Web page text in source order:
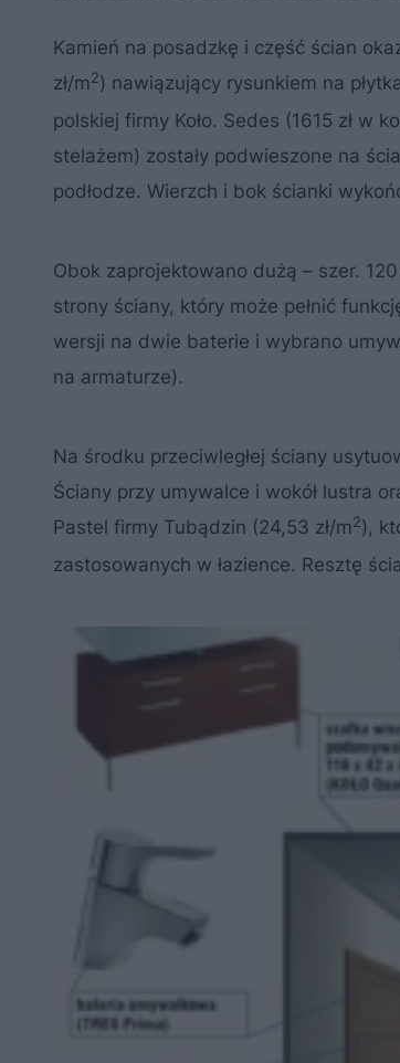
Kamień na posadzkę i część ścian
zł/m2) nawiązujący rysunkiem na
polskiej firmy Koło. Sedes (1615 zł w
stelażem) zostały podwieszone na
podłodze. Wierzch i bok ścianki
Obok zaprojektowano dużą – szer.
strony ściany, który może pełnić
wersji na dwie baterie i wybrano
na armaturze).
Na środku przeciwległej ściany
Ściany przy umywalce i wokół lustra
Pastel firmy Tubądzin (24,53 zł/m2),
zastosowanych w łazience. Resztę